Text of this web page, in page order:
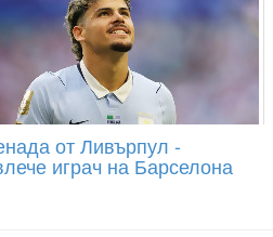
от Ливърпул -
играч на Барселона